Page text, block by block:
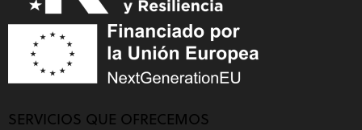
SERVICIOS QUE OFRECEMOS